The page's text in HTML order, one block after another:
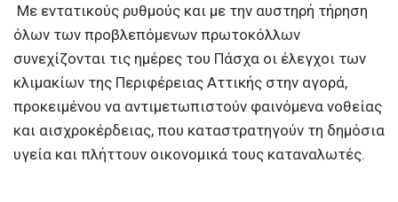
Με εντατικούς ρυθμούς και με την αυστηρή τήρηση
όλων των προβλεπόμενων πρωτοκόλλων
συνεχίζονται τις ημέρες του Πάσχα οι έλεγχοι των
κλιμακίων της Περιφέρειας Αττικής στην αγορά,
προκειμένου να αντιμετωπιστούν φαινόμενα νοθείας
και αισχροκέρδειας, που καταστρατηγούν τη δημόσια
υγεία και πλήττουν οικονομικά τους καταναλωτές.